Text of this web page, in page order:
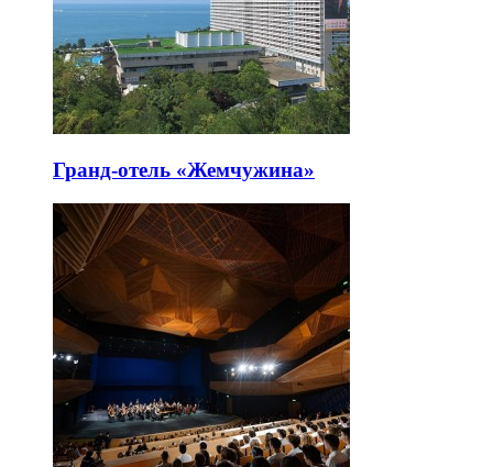
Гранд-отель «Жемчужина»